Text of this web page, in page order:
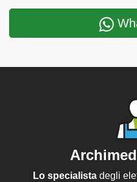
Lo specialistadegli